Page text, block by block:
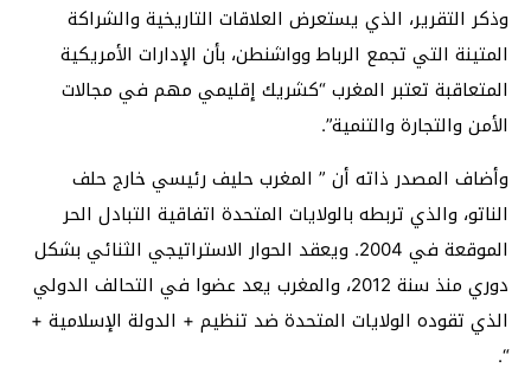
وذكر التقرير، الذي يستعرض العلاقات التاريخية والشراكة
المتينة التي تجمع الرباط وواشنطن، بأن الإدارات الأمريكية
المتعاقبة تعتبر المغرب “كشريك إقليمي مهم في مجالات
الأمن والتجارة والتنمية”.
وأضاف المصدر ذاته أن ” المغرب حليف رئيسي خارج حلف
الناتو، والذي تربطه بالولايات المتحدة اتفاقية التبادل الحر
الموقعة في 2004. ويعقد الحوار الاستراتيجي الثنائي بشكل
دوري منذ سنة 2012، والمغرب يعد عضوا في التحالف الدولي
الذي تقوده الولايات المتحدة ضد تنظيم + الدولة الإسلامية +
“.